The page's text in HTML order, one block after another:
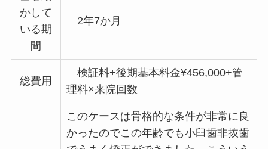
かして
いる期
間
2年7か月
総費用
検証料+後期基本料金¥456,000+管
理料×来院回数
このケースは骨格的な条件が非常に良
かったのでこの年齢でも小臼歯非抜歯